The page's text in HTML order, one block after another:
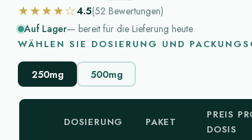
★★★★☆4.5(52 Bewertungen)
Auf Lager— bereit für die Lieferung heute
WÄHLEN SIE DOSIERUNG UND
250mg 500mg
DOSIERUNG PAKET
PREIS
DOSIS